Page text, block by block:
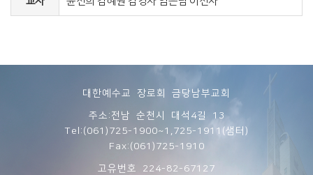
대한예수교 장로회 금당남부교회
주소:전남 순천시 대석4길 13
Tel:(061)725-1900~1,725-1911(샘터)
Fax:(061)725-1910
고유번호 224-82-67127